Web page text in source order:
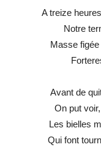
A treize
Notre
Masse
Avant de
On put
Les bielles
Qui font